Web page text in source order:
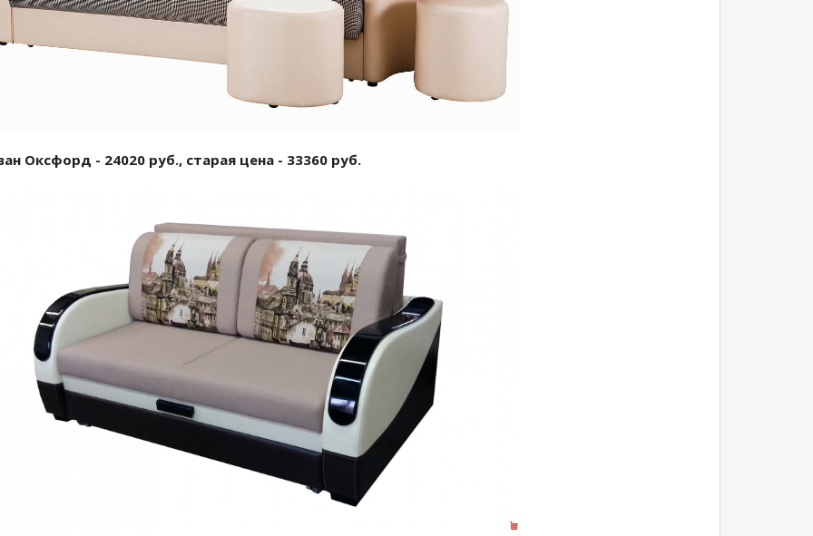
Оксфорд - 24020 руб., старая цена - 33360 руб.